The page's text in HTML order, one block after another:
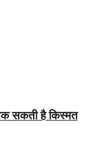
सकती है किस्मत